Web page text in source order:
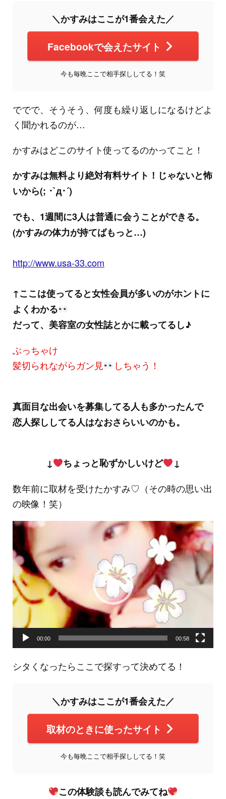
＼かすみはここが1番会えた／
Facebookで会えたサイト
今も毎晩ここで相手探ししてる！笑
ででで、そうそう、何度も繰り返しになるけどよ
く聞かれるのが…
かすみはどこのサイト使ってるのかってこと！
かすみは無料より絶対有料サイト！じゃないと怖
いから(; ･`д･´)
でも、1週間に3人は普通に会うことができる。
(かすみの体力が持てばもっと…)
http://www.usa-33.com
↑ここは使ってると女性会員が多いのがホントに
よくわかる
だって、美容室の女性誌とかに載ってるし♪
ぶっちゃけ
髪切られながらガン見
しちゃう！
真面目な出会いを募集してる人も多かったんで
恋人探ししてる人はなおさらいいのかも。
↓ ちょっと恥ずかしいけど
↓
数年前に取材を受けたかすみ♡（その時の思い出
の映像！笑）
動
プ
レ
ー
ヤ
ー
00:00 00:58
シタくなったらここで探すって決めてる！
＼かすみはここが1番会えた／
取材のときに使ったサイト
今も毎晩ここで相手探ししてる！笑
この体験談も読んでみてね